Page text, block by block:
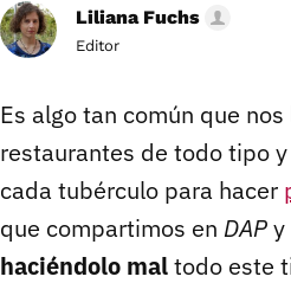
Liliana Fuchs
Editor
Es algo tan común que
restaurantes de todo tipo
cada tubérculo para hacer
que compartimos en DAPy
haciéndolo maltodo este